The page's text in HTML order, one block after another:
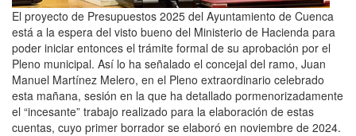
El proyecto de Presupuestos 2025 del Ayuntamiento de Cuenca
está a la espera del visto bueno del Ministerio de Hacienda para
poder iniciar entonces el trámite formal de su aprobación por el
Pleno municipal. Así lo ha señalado el concejal del ramo, Juan
Manuel Martínez Melero, en el Pleno extraordinario celebrado
esta mañana, sesión en la que ha detallado pormenorizadamente
el “incesante” trabajo realizado para la elaboración de estas
cuentas, cuyo primer borrador se elaboró en noviembre de 2024.